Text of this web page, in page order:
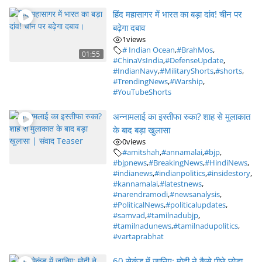
01:55
हिंद महासागर में भारत का बड़ा दांव! चीन पर
बढ़ेगा दबाव
1views
# Indian Ocean,#BrahMos,
#ChinaVsIndia,#DefenseUpdate,
#IndianNavy,#MilitaryShorts,#shorts,
#TrendingNews,#Warship,
#YouTubeShorts
अन्नामलाई का इस्तीफा रुका? शाह से मुलाकात
के बाद बड़ा खुलासा
0views
#amitshah,#annamalai,#bjp,
#bjpnews,#BreakingNews,#HindiNews,
#indianews,#indianpolitics,#insidestory,
#kannamalai,#latestnews,
#narendramodi,#newsanalysis,
#PoliticalNews,#politicalupdates,
#samvad,#tamilnadubjp,
#tamilnadunews,#tamilnadupolitics,
#vartaprabhat